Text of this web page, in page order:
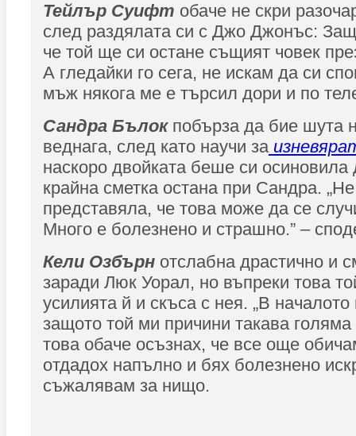
Тейлър Суифт обаче не скри
след раздялата си с Джо Джонъс:
че той ще си остане същият човек
А гледайки го сега, не искам да си
мъж някога ме е търсил дори и по
Сандра Бълок побърза да бие шута
веднага, след като научи за
наскоро двойката беше си осиновила
крайна сметка остана при Сандра.
представяла, че това може да се
Много е болезнено и страшно.” –
Кели Озбърн отслабна драстично и
заради Люк Уорал, но въпреки това
усилията й и скъса с нея. „В началото
защото той ми причини такава
това обаче осъзнах, че все още
отдадох напълно и бях болезнено
съжалявам за нищо.